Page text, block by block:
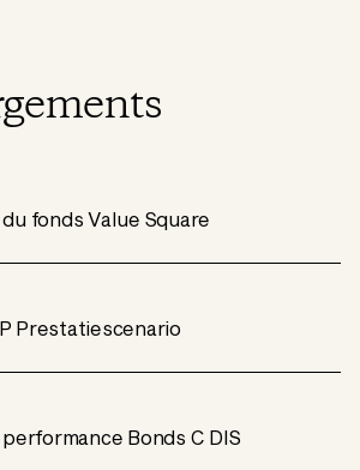
fonds Value Square
Prestatiescenario
Bonds C DIS